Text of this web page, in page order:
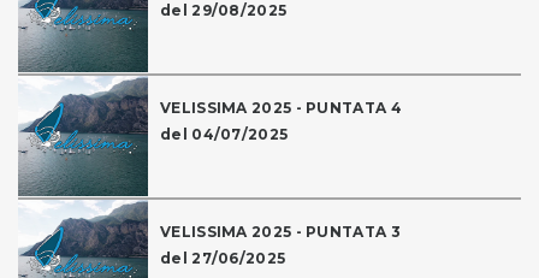
del 29/08/2025
VELISSIMA 2025 - PUNTATA 4
del 04/07/2025
VELISSIMA 2025 - PUNTATA 3
del 27/06/2025